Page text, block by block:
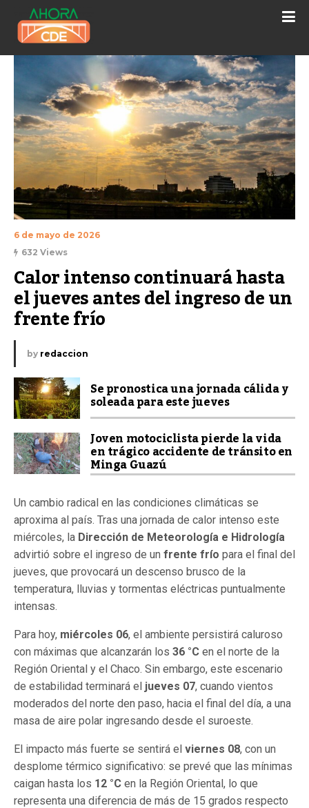
6 de mayo de 2026
632 Views
Calor intenso continuará hasta
el jueves antes del ingreso de un
frente frío
by redaccion
Se pronostica una jornada cálida y
soleada para este jueves
Joven motociclista pierde la vida
en trágico accidente de tránsito en
Minga Guazú
Un cambio radical en las condiciones climáticas se
aproxima al país. Tras una jornada de calor intenso este
miércoles, la Dirección de Meteorología e Hidrología
advirtió sobre el ingreso de un frente frío para el final del
jueves, que provocará un descenso brusco de la
temperatura, lluvias y tormentas eléctricas puntualmente
intensas.
Para hoy, miércoles 06, el ambiente persistirá caluroso
con máximas que alcanzarán los 36 °C en el norte de la
Región Oriental y el Chaco. Sin embargo, este escenario
de estabilidad terminará el jueves 07, cuando vientos
moderados del norte den paso, hacia el final del día, a una
masa de aire polar ingresando desde el suroeste.
El impacto más fuerte se sentirá el viernes 08, con un
desplome térmico significativo: se prevé que las mínimas
caigan hasta los 12 °C en la Región Oriental, lo que
representa una diferencia de más de 15 grados respecto